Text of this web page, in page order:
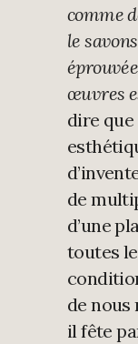
comme
le
œuvres
dire que
de
d’une
toutes
de nous
il fête